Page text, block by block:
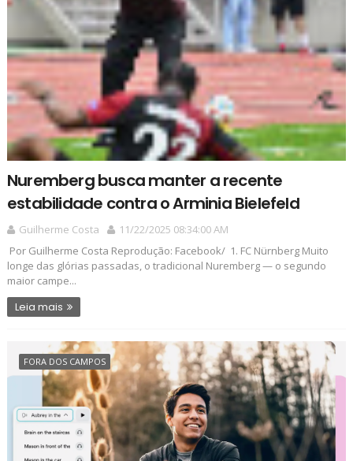
Nuremberg busca manter a recente
estabilidade contra o Arminia Bielefeld
Guilherme Costa
11/22/2025 08:34:00 AM
Por Guilherme Costa Reprodução: Facebook/ 1. FC Nürnberg Muito
longe das glórias passadas, o tradicional Nuremberg — o segundo
maior campe...
Leia mais
FORA DOS CAMPOS